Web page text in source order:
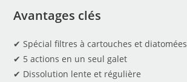
Avantages clés
✔ Spécial filtres à cartouches et diatomées
✔ 5 actions en un seul galet
✔ Dissolution lente et régulière